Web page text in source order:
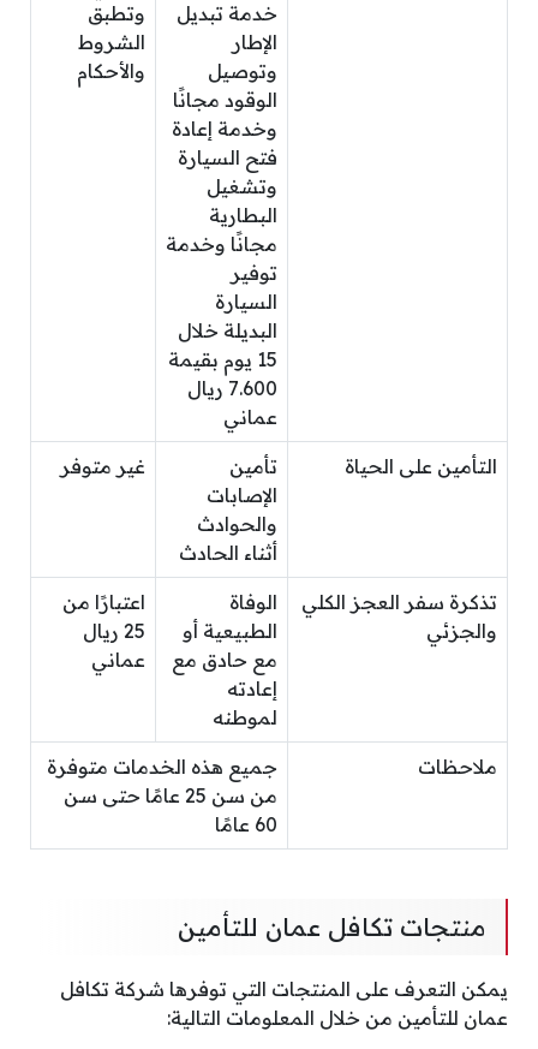
خدمة تبديل
الإطار
وتوصيل
الوقود مجانًا
وخدمة إعادة
فتح السيارة
وتشغيل
البطارية
مجانًا وخدمة
توفير
السيارة
البديلة خلال
15 يوم بقيمة
7.600 ريال
عماني
وتطبق
الشروط
والأحكام
التأمين على الحياة
تأمين
الإصابات
والحوادث
أثناء الحادث
غير متوفر
تذكرة سفر العجز الكلي
والجزئي
الوفاة
الطبيعية أو
مع حادق مع
إعادته
لموطنه
اعتبارًا من
25 ريال
عماني
ملاحظات
جميع هذه الخدمات متوفرة
من سن 25 عامًا حتى سن
60 عامًا
منتجات تكافل عمان للتأمين
يمكن التعرف على المنتجات التي توفرها شركة تكافل
عمان للتأمين من خلال المعلومات التالية: